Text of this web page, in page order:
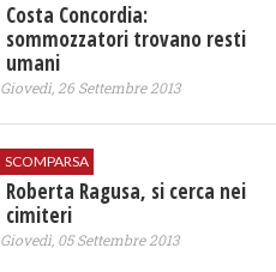
Costa Concordia:
sommozzatori trovano resti
umani
Giovedì, 26 Settembre 2013
SCOMPARSA
Roberta Ragusa, si cerca nei
cimiteri
Giovedì, 05 Settembre 2013